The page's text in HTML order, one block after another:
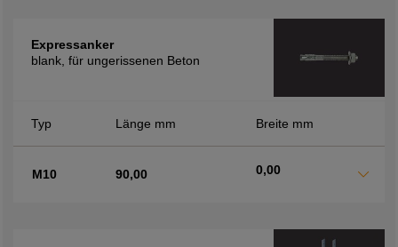
Expressanker
blank, für ungerissenen Beton
Typ Länge mm Breite mm
M10 90,00 0,00